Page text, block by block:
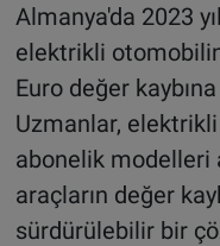
Almanya'da 2023
elektrikli
Euro değer
Uzmanlar,
abonelik modelleri
araçların değer
sürdürülebilir bir